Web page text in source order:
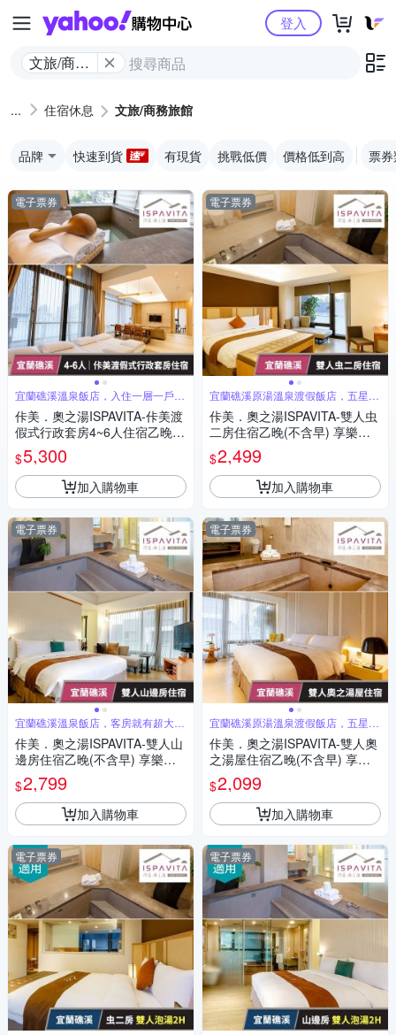
Yahoo購物中心
文旅/商務
登入
住宿休息 文旅/商務旅館
品牌 快速到貨 有現貨 挑戰低價 價格低到高 票
電子票券
宜蘭礁溪溫泉飯店，入住一層一戶的
私密空間
佧美．奧之湯ISPAVITA-佧美渡
假式行政套房4~6人住宿乙晚
(不含早) 享樂券(U)
$5,300
加入購物車
電子票券
宜蘭礁溪溫泉飯店，客房就有超大浴
池享受
佧美．奧之湯ISPAVITA-雙人山
邊房住宿乙晚(不含早) 享樂券
(U)
$2,799
加入購物車
電子票券
電子票券
宜蘭礁溪原湯溫泉渡假飯店，五星級
的享受
佧美．奧之湯ISPAVITA-雙人虫
二房住宿乙晚(不含早) 享樂券
(U)
$2,499
加入購物車
電子票券
宜蘭礁溪原湯溫泉渡假飯店，五星級
的享受
佧美．奧之湯ISPAVITA-雙人奧
之湯屋住宿乙晚(不含早) 享樂
券(U)
$2,099
加入購物車
電子票券